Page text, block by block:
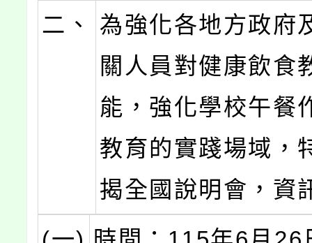
二、
為強化各地方政府
關人員對健康飲食
能，強化學校午餐
教育的實踐場域，
揭全國說明會，資